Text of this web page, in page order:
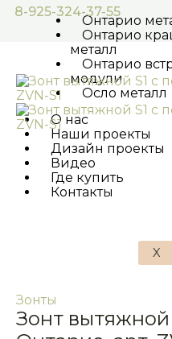
Онтарио
Онтарио
металл
Онтарио
модули
Осло металл
О нас
Наши проекты
Дизайн проекты
Видео
Где купить
Контакты
X
8-925-324-37-55
Зонты
Зонт вытяжной